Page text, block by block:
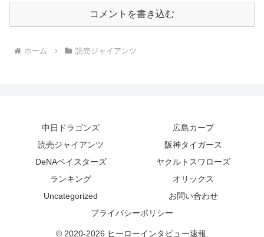
コメントを書き込む
ホーム 読売ジャイアンツ
中日ドラゴンズ
広島カープ
読売ジャイアンツ
阪神タイガース
DeNAベイスターズ
ヤクルトスワローズ
ランキング
オリックス
Uncategorized
お問い合わせ
プライバシーポリシー
© 2020-2026 ヒーローインタビュー速報.